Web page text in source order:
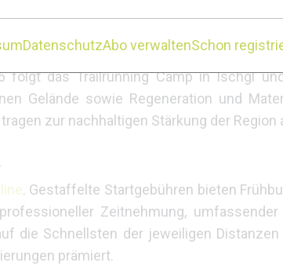
Paznaun Ischgl Ultra Trail 2026 zwei
Läufer, die Technik,
Profis stehen alpine
folgt das Trailrunning Camp in Ischgl
Gelände sowie Regeneration und
zur nachhaltigen Stärkung der Region
. Gestaffelte Startgebühren bieten
Zeitnehmung,
die Schnellsten der jeweiligen
prämiert.
DatenschutzAbo verwaltenSchon